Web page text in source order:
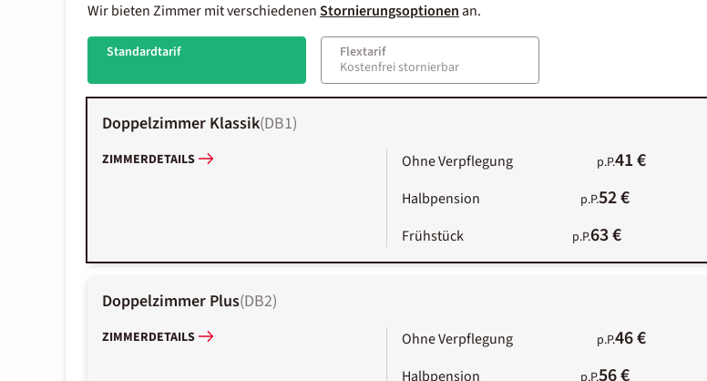
Wir bieten Zimmer mit verschiedenenStornierungsoptionenan.
Standardtarif
Flextarif
Kostenfrei stornierbar
Doppelzimmer Klassik(DB1)
ZIMMERDETAILS Ohne Verpflegung p.P.41 €
Halbpension p.P.52 €
Frühstück p.P.63 €
Doppelzimmer Plus(DB2)
ZIMMERDETAILS Ohne Verpflegung p.P.46 €
Halbpension 56 €